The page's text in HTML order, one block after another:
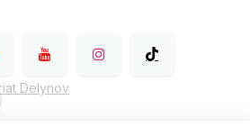
Delynov